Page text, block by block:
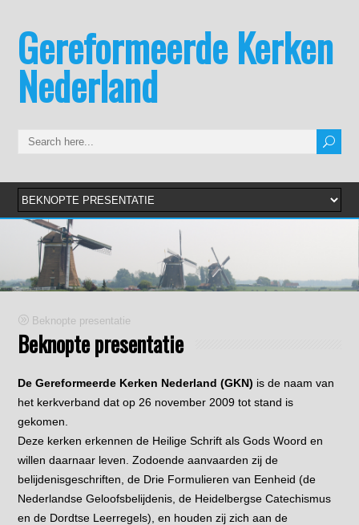
Gereformeerde Kerken
Nederland
Beknopte presentatie
Beknopte presentatie
De Gereformeerde Kerken Nederland (GKN) is de naam van
het kerkverband dat op 26 november 2009 tot stand is
gekomen.
Deze kerken erkennen de Heilige Schrift als Gods Woord en
willen daarnaar leven. Zodoende aanvaarden zij de
belijdenisgeschriften, de Drie Formulieren van Eenheid (de
Nederlandse Geloofsbelijdenis, de Heidelbergse Catechismus
en de Dordtse Leerregels), en houden zij zich aan de